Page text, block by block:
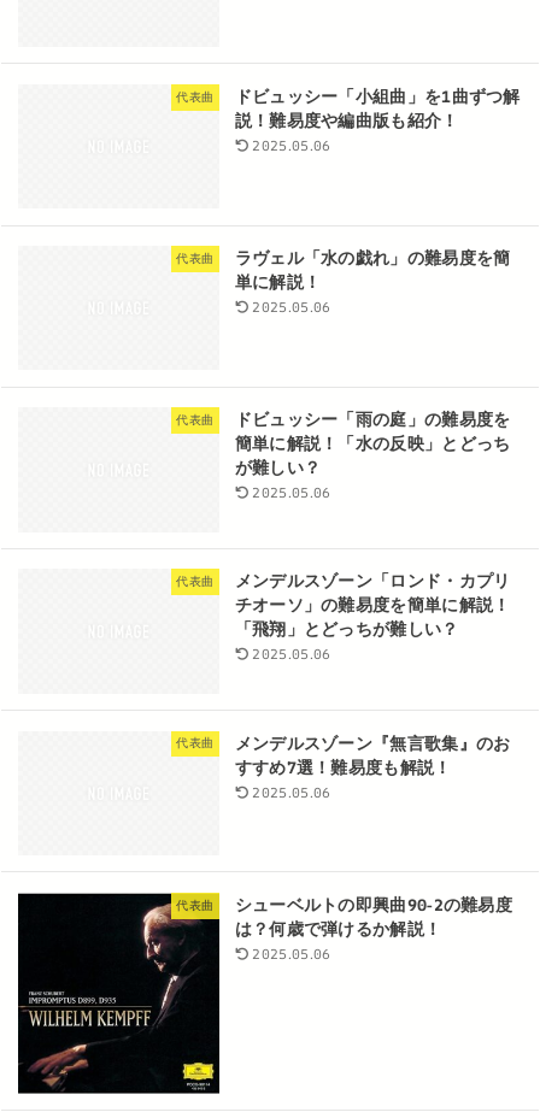
代表曲
ドビュッシー「小組曲」を1曲ずつ解
説！難易度や編曲版も紹介！
2025.05.06
代表曲
ラヴェル「水の戯れ」の難易度を簡
単に解説！
2025.05.06
代表曲
ドビュッシー「雨の庭」の難易度を
簡単に解説！「水の反映」とどっち
が難しい？
2025.05.06
代表曲
メンデルスゾーン「ロンド・カプリ
チオーソ」の難易度を簡単に解説！
「飛翔」とどっちが難しい？
2025.05.06
代表曲
メンデルスゾーン『無言歌集』のお
すすめ7選！難易度も解説！
2025.05.06
代表曲
シューベルトの即興曲90-2の難易度
は？何歳で弾けるか解説！
2025.05.06